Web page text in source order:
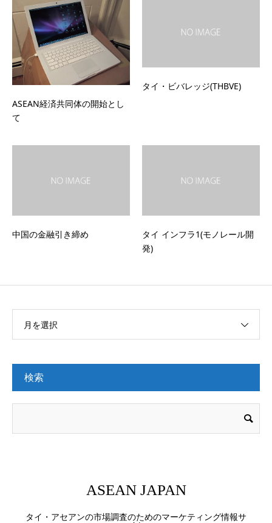
ASEAN経済共同体の開始とし
て
タイ・ビバレッジ(THBVE)
中国の金融引き締め
タイ インフラ1(モノレール開
発)
月を選択
検索
ASEAN JAPAN
タイ・アセアンの市場調査のためのマーケティング情報サ